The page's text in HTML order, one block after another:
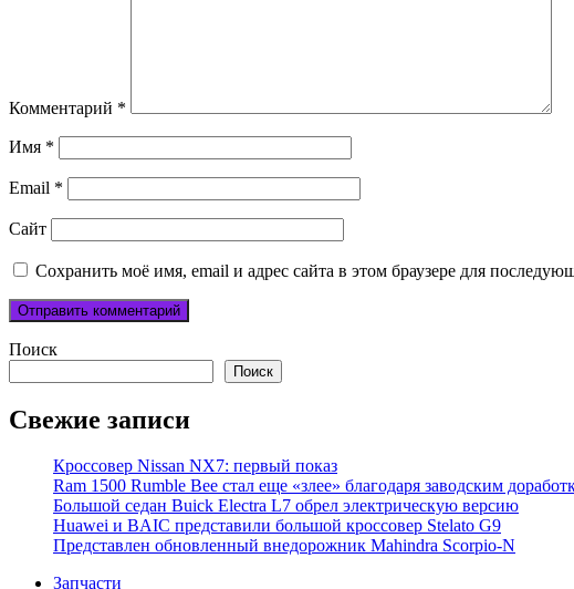
Комментарий *
Имя *
Email *
Сайт
Сохранить моё имя, email и адрес сайта в этом браузере для
Поиск
Поиск
Свежие записи
Кроссовер Nissan NX7: первый показ
Ram 1500 Rumble Bee стал еще «злее» благодаря заводским
Большой седан Buick Electra L7 обрел электрическую версию
Huawei и BAIC представили большой кроссовер Stelato G9
Представлен обновленный внедорожник Mahindra Scorpio-N
Запчасти